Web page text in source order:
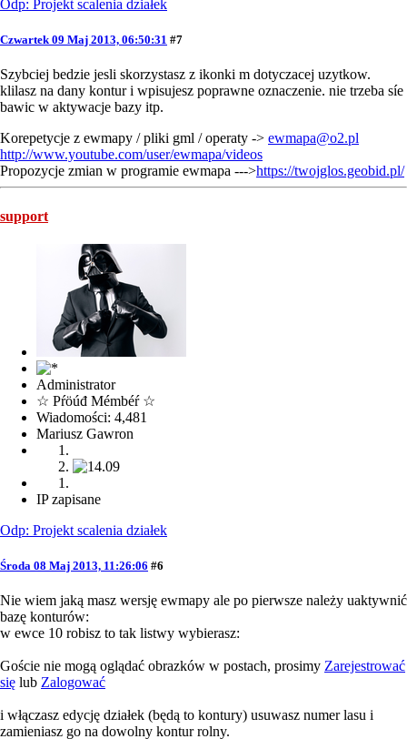
Odp: Projekt scalenia działek
Czwartek 09 Maj 2013, 06:50:31 #7
Szybciej bedzie jesli skorzystasz z ikonki m dotyczacej uzytkow.
klilasz na dany kontur i wpisujesz poprawne oznaczenie. nie trzeba síe
bawic w aktywacje bazy itp.
Korepetycje z ewmapy / pliki gml / operaty -> ewmapa@o2.pl
http://www.youtube.com/user/ewmapa/videos
Propozycje zmian w programie ewmapa --->https://twojglos.geobid.pl/
support
Administrator
☆ Pŕöúđ Mémbéŕ ☆
Wiadomości: 4,481
Mariusz Gawron
IP zapisane
Odp: Projekt scalenia działek
Środa 08 Maj 2013, 11:26:06 #6
Nie wiem jaką masz wersję ewmapy ale po pierwsze należy uaktywnić
bazę konturów:
w ewce 10 robisz to tak listwy wybierasz:
Goście nie mogą oglądać obrazków w postach, prosimy Zarejestrować
się lub Zalogować
i włączasz edycję działek (będą to kontury) usuwasz numer lasu i
zamieniasz go na dowolny kontur rolny.